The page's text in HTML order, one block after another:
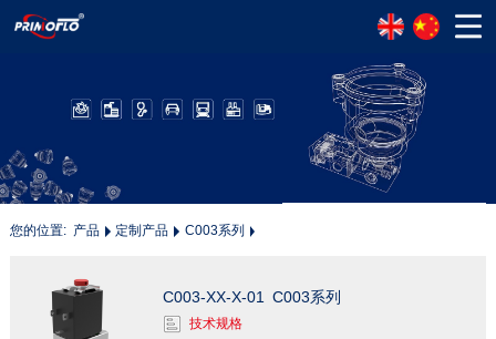
您的位置: 产品 定制产品 C003系列
C003-XX-X-01 C003系列
技术规格